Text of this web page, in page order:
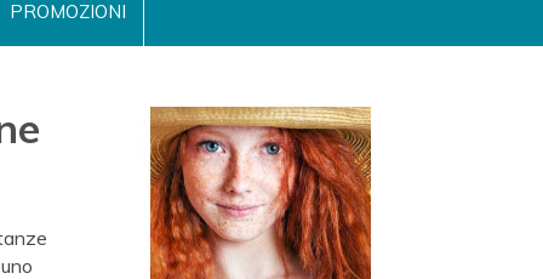
PROMOZIONI